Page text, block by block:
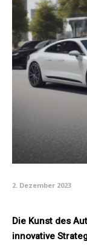
2. Dezember 2023
Die Kunst des
innovative